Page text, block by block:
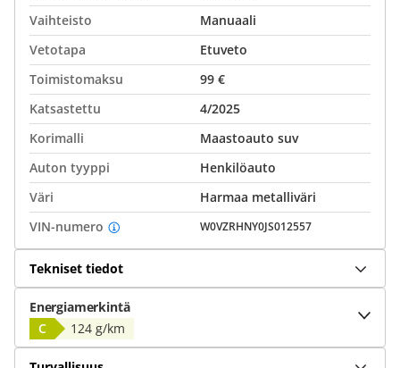
Vaihteisto
Manuaali
Vetotapa
Etuveto
Toimistomaksu
99 €
Katsastettu
4/2025
Korimalli
Maastoauto suv
Auton tyyppi
Henkilöauto
Väri
Harmaa metalliväri
VIN-numero
W0VZRHNY0JS012557
Tekniset tiedot
Energiamerkintä
C
124 g/km